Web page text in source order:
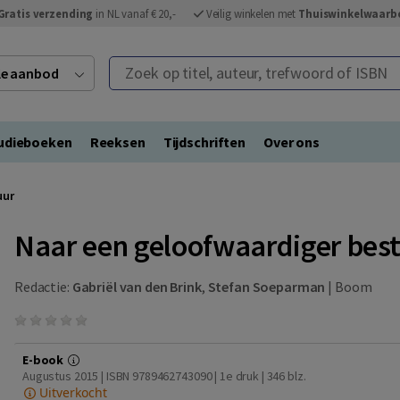
verzending in NL vanaf € 20,- Veilig winkelen met
aanbod Zoek op titel, auteur, trefwoord of ISBN
Reeksen Tijdschriften Over ons
Naar een geloofwaardiger
Redactie: Gabriël van den Brink, Stefan Soeparman | Boom
E-book
Augustus 2015 | ISBN 9789462743090 | 1e druk | 346 blz.
Uitverkocht